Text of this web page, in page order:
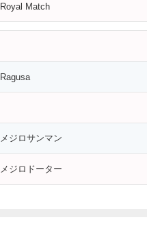
Royal Match
Ragusa
メジロサンマン
メジロドーター